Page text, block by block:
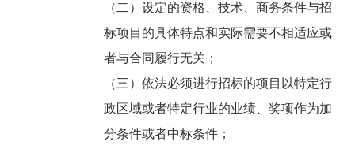
（二）设定的资格、技术、商务条件与招
标项目的具体特点和实际需要不相适应或
者与合同履行无关；
（三）依法必须进行招标的项目以特定行
政区域或者特定行业的业绩、奖项作为加
分条件或者中标条件；